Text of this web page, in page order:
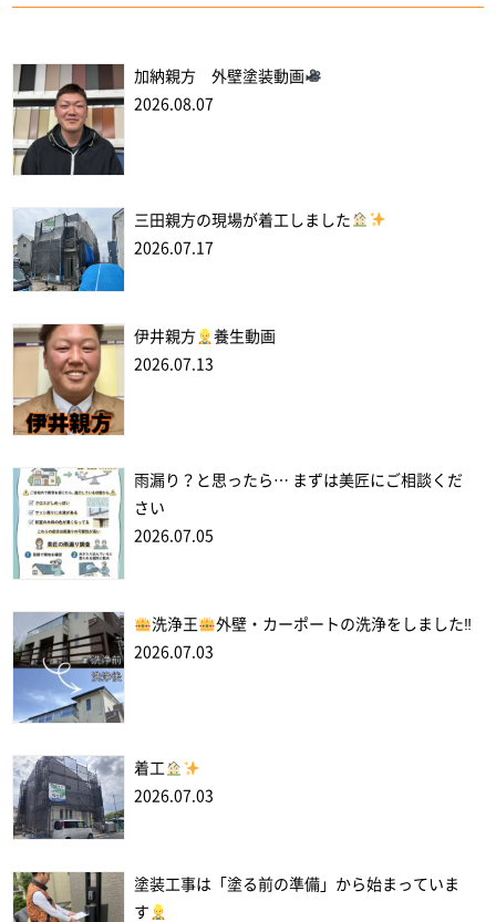
加納親方 外壁塗装動画
2026.08.07
三田親方の現場が着工しました
2026.07.17
伊井親方
養生動画
2026.07.13
雨漏り？と思ったら… まずは美匠にご相談くだ
さい
2026.07.05
洗浄王
外壁・カーポートの洗浄をしました‼
2026.07.03
着工
2026.07.03
塗装工事は「塗る前の準備」から始まっていま
す